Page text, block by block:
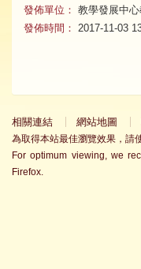
發佈單位： 教學發展中
發佈時間：
2017-11-03
相關連結 網站地圖
為取得本站最佳瀏覽效果，請
For optimum viewing, we
Firefox.